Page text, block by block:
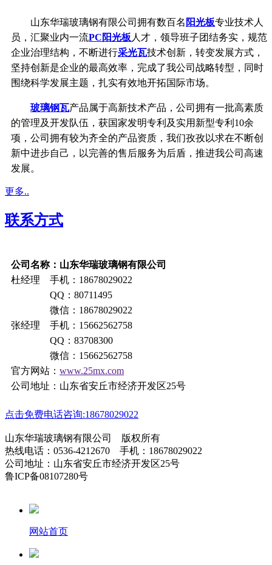
山东华瑞玻璃钢有限公司拥有数百名 阳光板专业技术人
员，汇聚业内一流PC阳光板人才，领导班子团结务实，规范
企业治理结构，不断进行采光瓦技术创新，转变发展方式，
坚持创新是企业的最高效率，完成了我公司战略转型，同时
围绕科学发展主题，扎实有效地开拓国际市场。
玻璃钢瓦产品属于高新技术产品，公司拥有一批高素质
的管理及开发队伍，获国家发明专利及实用新型专利10余
项，公司拥有较为齐全的产品资质，我们孜孜以求在不断创
新中进步自己，以完善的售后服务为后盾，推进我公司高速
发展。
更多..
联系方式
公司名称：山东华瑞玻璃钢有限公司
杜经理 手机：18678029022
QQ：80711495
微信：18678029022
张经理 手机：15662562758
QQ：83708300
微信：15662562758
官方网站： www.25mx.com
公司地址：山东省安丘市经济开发区25号
点击免费电话咨询:18678029022
山东华瑞玻璃钢有限公司 版权所有
热线电话：0536-4212670 手机：18678029022
公司地址：山东省安丘市经济开发区25号
鲁ICP备08107280号
网站首页